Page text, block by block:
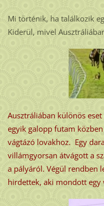
Mi történik, ha találkozik
Kiderül, mivel
Ausztráliában különös
egyik galopp futam
vágtázó lovakhoz. Egy
villámgyorsan átvágott a
a pályáról. Végül rendben
hirdettek, aki mondott egy